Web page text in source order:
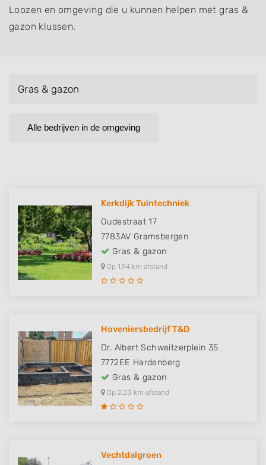
Loozen en omgeving die u kunnen helpen met gras &
gazon klussen.
Gras & gazon
Alle bedrijven in de omgeving
Kerkdijk Tuintechniek
Oudestraat 17
7783AV Gramsbergen
Gras & gazon
Op 1,94 km afstand
Hoveniersbedrijf T&D
Dr. Albert Schweitzerplein 35
7772EE Hardenberg
Gras & gazon
Op 2,23 km afstand
Vechtdalgroen